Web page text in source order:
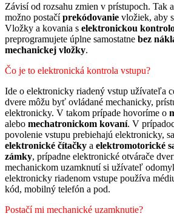
Závisí od rozsahu zmien v prístupoch. Tak
možno postačíprekódovanie vložiek, aby
Vložky a kovania s elektronickou
preprogramujete úplne samostatne bez
mechanickej vložky.
Čo je to elektronická kontrola vstupu?
Ide o elektronicky riadený vstup užívateľa
dvere môžu byť ovládané mechanicky,
elektronicky. V takom prípade hovoríme o
alebo mechatronickom kovaní. V
povolenie vstupu prebiehajú elektronicky,
elektronické čítačky a elektromotorické
zámky, prípadne elektronické otvárače
mechanickom uzamknutí si užívateľ
elektronicky riadenom vstupe používa
kód, mobilný telefón a pod.
Postačí mi mechanické uzamknutie?